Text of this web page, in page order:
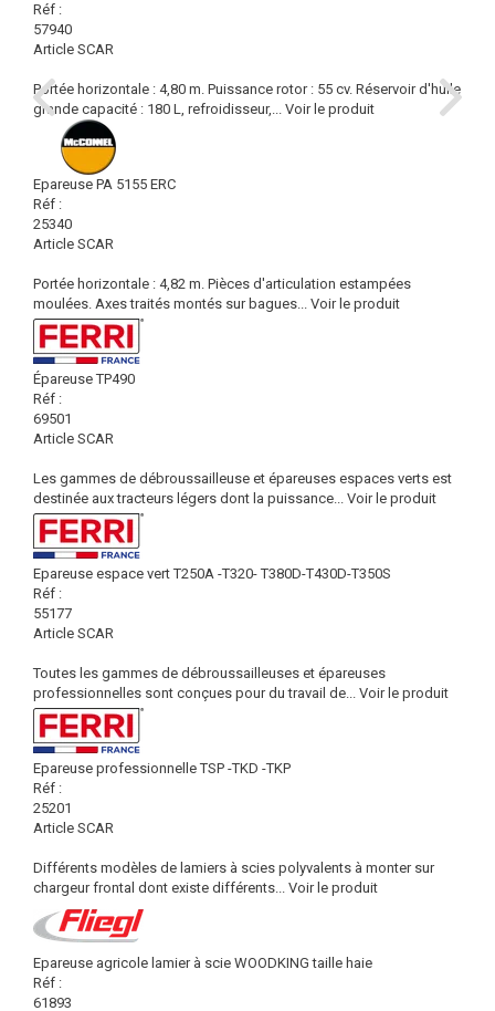
Réf :
57940
Article SCAR
Portée horizontale : 4,80 m. Puissance rotor : 55 cv. Réservoir d'huile
grande capacité : 180 L, refroidisseur,... Voir le produit
Epareuse PA 5155 ERC
Réf :
25340
Article SCAR
Portée horizontale : 4,82 m. Pièces d'articulation estampées
moulées. Axes traités montés sur bagues... Voir le produit
Épareuse TP490
Réf :
69501
Article SCAR
Les gammes de débroussailleuse et épareuses espaces verts est
destinée aux tracteurs légers dont la puissance... Voir le produit
Epareuse espace vert T250A -T320- T380D-T430D-T350S
Réf :
55177
Article SCAR
Toutes les gammes de débroussailleuses et épareuses
professionnelles sont conçues pour du travail de... Voir le produit
Epareuse professionnelle TSP -TKD -TKP
Réf :
25201
Article SCAR
Différents modèles de lamiers à scies polyvalents à monter sur
chargeur frontal dont existe différents... Voir le produit
Epareuse agricole lamier à scie WOODKING taille haie
Réf :
61893